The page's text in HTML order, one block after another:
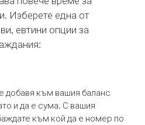
Изберете една от
евтини опции за
добавя към вашия баланс
и да е сума. С вашия
към кой да е номер по